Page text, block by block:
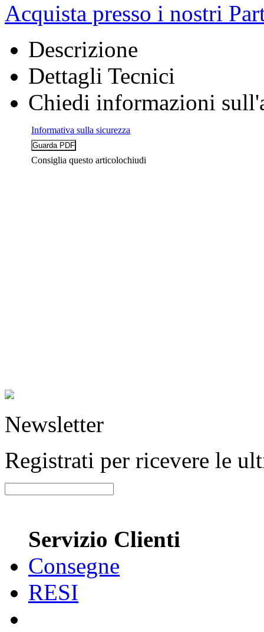
Acquista presso i nostri
Descrizione
Dettagli Tecnici
Chiedi informazioni
Informativa sulla sicurezza
Consiglia questo articolochiudi
Newsletter
Registrati per ricevere le
Servizio Clienti
Consegne
RESI